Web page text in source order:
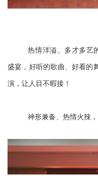
热情洋溢、多才多艺
盛宴，好听的歌曲、好看的
演，让人目不暇接！
神形兼备、热情火辣